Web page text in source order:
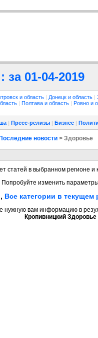
01-04-2019
и область | Донецк и область |
| Полтава и область | Ровно и
| Пресс-релизы | Бизнес |
Последние новости > Здоровье
статей в выбранном регионе и
Попробуйте изменить
, Все категории в текущем
нужную вам информацию в
Кропивницкий Здоровье